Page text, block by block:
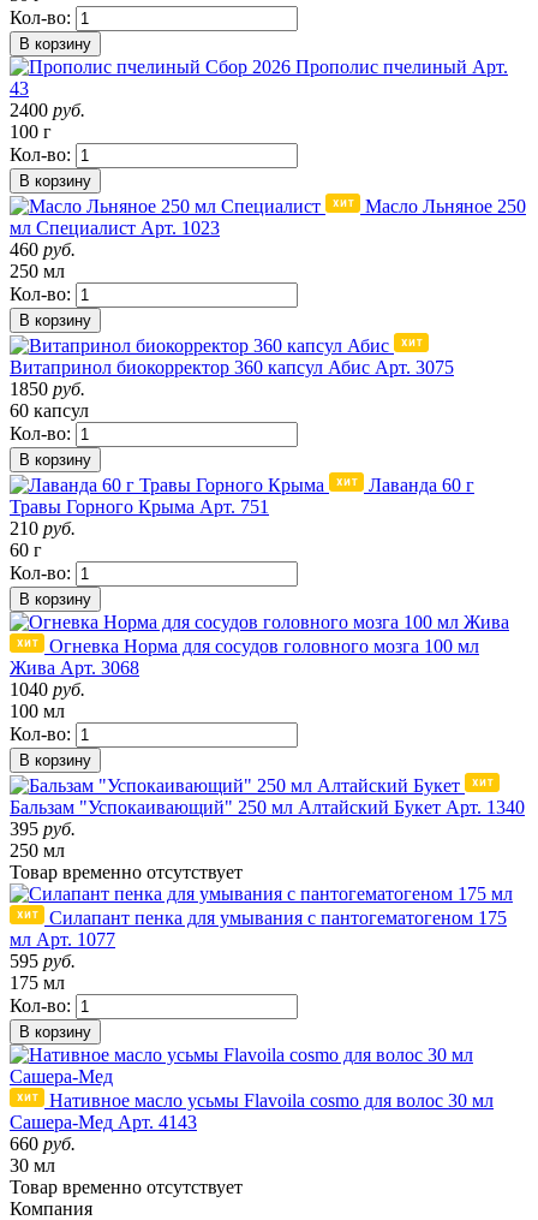
Кол-во:
В корзину
Сбор 2026 Прополис пчелиный Арт.
43
2400 руб.
100 г
Кол-во:
В корзину
Масло Льняное 250
мл Специалист Арт. 1023
460 руб.
250 мл
Кол-во:
В корзину
Витапринол биокорректор 360 капсул Абис Арт. 3075
1850 руб.
60 капсул
Кол-во:
В корзину
Лаванда 60 г
Травы Горного Крыма Арт. 751
210 руб.
60 г
Кол-во:
В корзину
Огневка Норма для сосудов головного мозга 100 мл
Жива Арт. 3068
1040 руб.
100 мл
Кол-во:
В корзину
Бальзам "Успокаивающий" 250 мл Алтайский Букет Арт. 1340
395 руб.
250 мл
Товар временно отсутствует
Силапант пенка для умывания с пантогематогеном 175
мл Арт. 1077
595 руб.
175 мл
Кол-во:
В корзину
Нативное масло усьмы Flavoila cosmo для волос 30 мл
Сашера-Мед Арт. 4143
660 руб.
30 мл
Товар временно отсутствует
Компания